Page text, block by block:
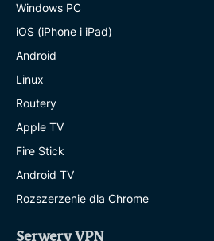
Windows PC
iOS (iPhone i iPad)
Android
Linux
Routery
Apple TV
Fire Stick
Android TV
Rozszerzenie dla Chrome
Serwery VPN